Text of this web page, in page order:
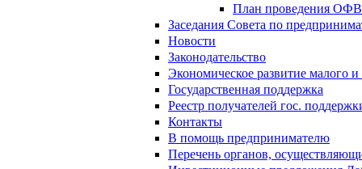
План проведения
Заседания Совета по
Новости
Законодательство
Экономическое развитие малого и
Государственная поддержка
Реестр получателей гос.
Контакты
В помощь предпринимателю
Перечень органов,